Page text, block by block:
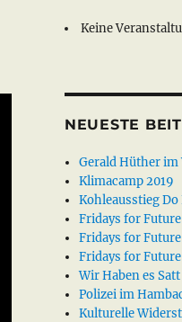
Keine
NEUESTE
Gerald Hüther im
Klimacamp 2019
Kohleausstieg
Fridays for
Fridays for Future
Fridays for
Wir Haben es Satt
Polizei im
Kulturelle